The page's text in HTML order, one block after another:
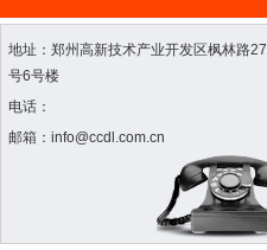
地址：郑州高新技术产业开发区枫林路27
号6号楼
电话：
邮箱：info@ccdl.com.cn